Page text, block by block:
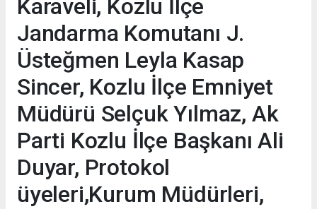
Karaveli, Kozlu İlçe
Jandarma Komutanı J.
Üsteğmen Leyla Kasap
Sincer, Kozlu İlçe Emniyet
Müdürü Selçuk Yılmaz, Ak
Parti Kozlu İlçe Başkanı Ali
Duyar, Protokol
üyeleri,Kurum Müdürleri,